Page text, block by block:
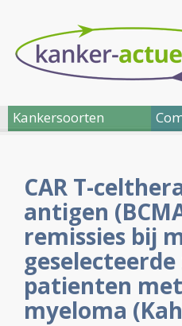
Kankersoorten
CAR T-
antigen
remissies bij
patienten
myeloma